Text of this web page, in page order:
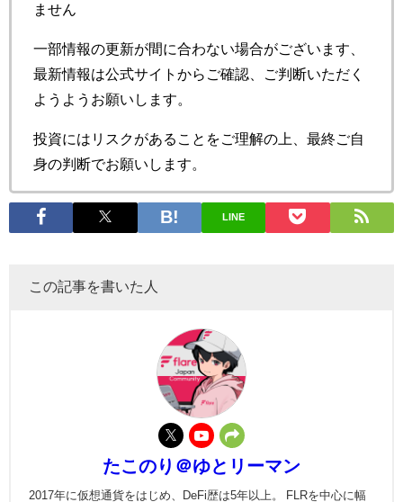
ません
一部情報の更新が間に合わない場合がございます、
最新情報は公式サイトからご確認、ご判断いただく
ようようお願いします。
投資にはリスクがあることをご理解の上、最終ご自
身の判断でお願いします。
LINE
この記事を書いた人
たこのり＠ゆとリーマン
2017年に仮想通貨をはじめ、DeFi歴は5年以上。 FLRを中心に幅